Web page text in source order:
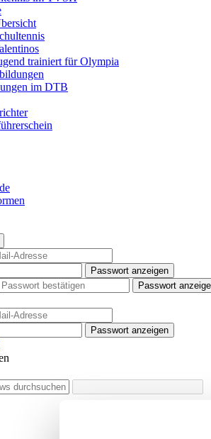
trainiert für Olympia
im DTB
Passwort anzeigen
Passwort
Passwort anzeigen